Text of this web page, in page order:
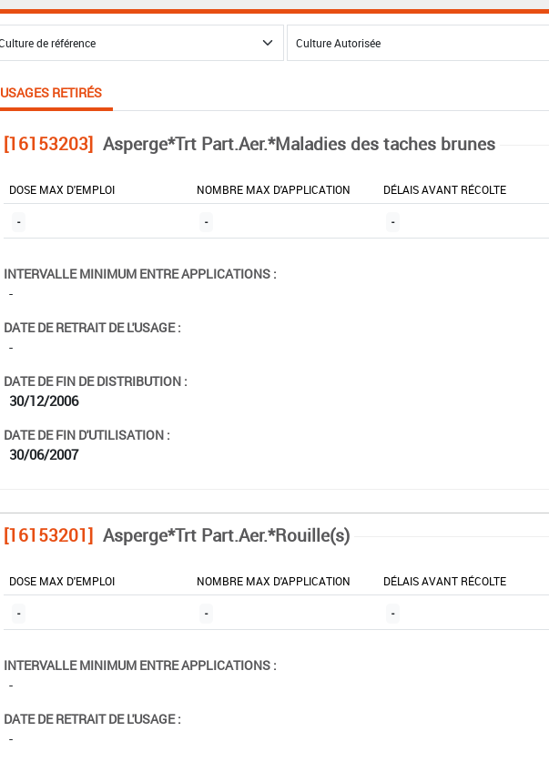
USAGES RETIRÉS
[16153203] Asperge*Trt Part.Aer.*Maladies des taches brunes
DOSE MAX D'EMPLOI NOMBRE MAX D'APPLICATION DÉLAIS AVANT RÉCOLTE
- - -
INTERVALLE MINIMUM ENTRE APPLICATIONS :
-
DATE DE RETRAIT DE L'USAGE :
-
DATE DE FIN DE DISTRIBUTION :
30/12/2006
DATE DE FIN D'UTILISATION :
30/06/2007
[16153201] Asperge*Trt Part.Aer.*Rouille(s)
DOSE MAX D'EMPLOI NOMBRE MAX D'APPLICATION DÉLAIS AVANT RÉCOLTE
- - -
INTERVALLE MINIMUM ENTRE APPLICATIONS :
-
DATE DE RETRAIT DE L'USAGE :
-